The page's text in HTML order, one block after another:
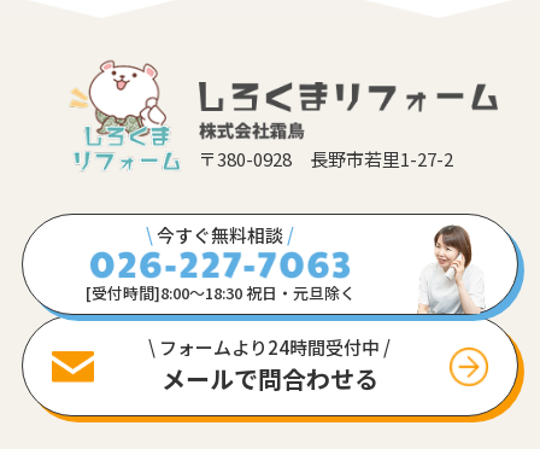
〒380-0928 長野市若里1-27-2
\今すぐ無料相談 /
[受付時間]8:00〜18:30 祝日・元旦除く
\ フォームより24時間受付中 /
メールで問合わせる